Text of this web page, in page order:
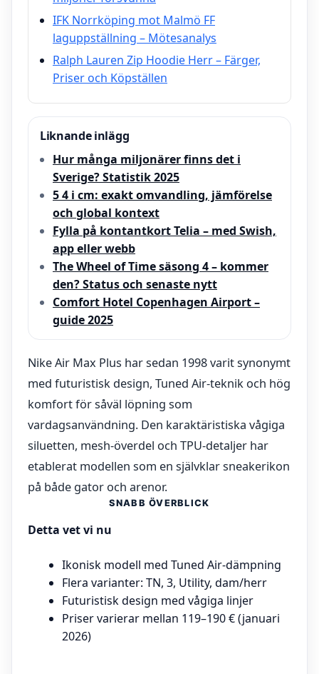
IFK Norrköping mot Malmö FF
laguppställning – Mötesanalys
Ralph Lauren Zip Hoodie Herr – Färger,
Priser och Köpställen
Liknande inlägg
Hur många miljonärer finns det i
Sverige? Statistik 2025
5 4 i cm: exakt omvandling, jämförelse
och global kontext
Fylla på kontantkort Telia – med Swish,
app eller webb
The Wheel of Time säsong 4 – kommer
den? Status och senaste nytt
Comfort Hotel Copenhagen Airport –
guide 2025
Nike Air Max Plus har sedan 1998 varit synonymt
med futuristisk design, Tuned Air-teknik och hög
komfort för såväl löpning som
vardagsanvändning. Den karaktäristiska vågiga
siluetten, mesh-överdel och TPU-detaljer har
etablerat modellen som en självklar sneakerikon
på både gator och arenor.
SNABB ÖVERBLICK
Detta vet vi nu
Ikonisk modell med Tuned Air-dämpning
Flera varianter: TN, 3, Utility, dam/herr
Futuristisk design med vågiga linjer
Priser varierar mellan 119–190 € (januari
2026)